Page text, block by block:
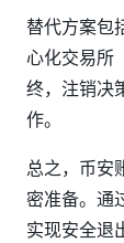
替代方案包
心化交易所
终，注销决
作。
总之，币安
密准备。通
实现安全退